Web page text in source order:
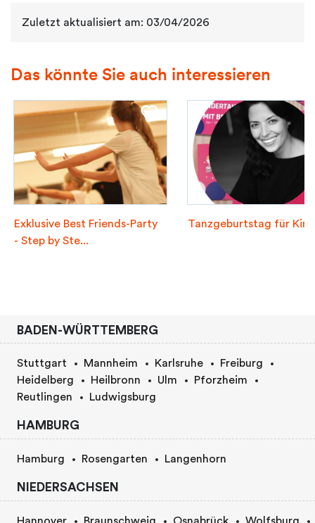
Zuletzt aktualisiert am: 03/04/2026
Das könnte Sie auch interessieren
Exklusive Best Friends-Party
- Step by Ste...
Tanzgeburtstag für
BADEN-WÜRTTEMBERG
Stuttgart Mannheim Karlsruhe
Freiburg
Heidelberg
Heilbronn Ulm
Pforzheim
Reutlingen
Ludwigsburg
HAMBURG
Hamburg Rosengarten Langenhorn
NIEDERSACHSEN